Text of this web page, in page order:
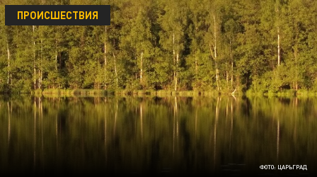
ФОТО: ЦАРЬГРАД
ПРОИСШЕСТВИЯ